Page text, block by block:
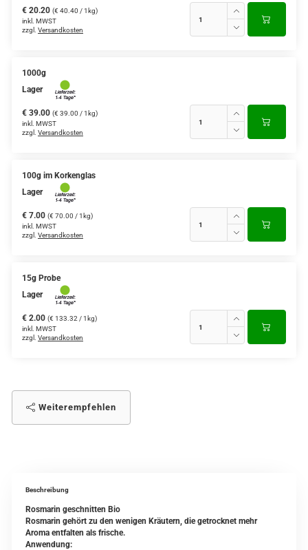
€ 20.20 (€ 40.40 / 1kg)
inkl. MWST
zzgl. Versandkosten
1000g
Lager
€ 39.00 (€ 39.00 / 1kg)
inkl. MWST
zzgl. Versandkosten
100g im Korkenglas
Lager
€ 7.00 (€ 70.00 / 1kg)
inkl. MWST
zzgl. Versandkosten
15g Probe
Lager
€ 2.00 (€ 133.32 / 1kg)
inkl. MWST
zzgl. Versandkosten
Weiterempfehlen
Beschreibung
Rosmarin geschnitten Bio
Rosmarin gehört zu den wenigen Kräutern, die getrocknet mehr
Aroma entfalten als frische.
Anwendung: